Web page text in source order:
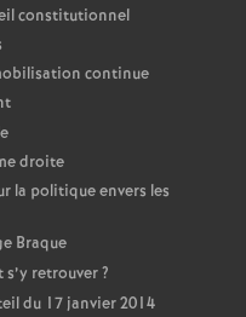
constitutionnel
continue
droite
la politique envers les
Braque
retrouver?
du 17 janvier 2014